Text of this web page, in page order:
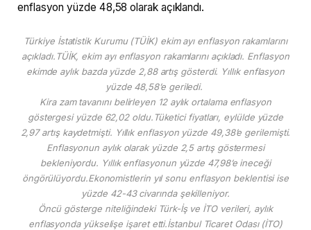
enflasyon yüzde 48,58 olarak açıklandı.
Türkiye İstatistik Kurumu (TÜİK) ekim ayı enflasyon rakamlarını
açıkladı.TÜİK, ekim ayı enflasyon rakamlarını açıkladı. Enflasyon
ekimde aylık bazda yüzde 2,88 artış gösterdi. Yıllık enflasyon
yüzde 48,58’e geriledi.
Kira zam tavanını belirleyen 12 aylık ortalama enflasyon
göstergesi yüzde 62,02 oldu.Tüketici fiyatları, eylülde yüzde
2,97 artış kaydetmişti. Yıllık enflasyon yüzde 49,38’e gerilemişti.
Enflasyonun aylık olarak yüzde 2,5 artış göstermesi
bekleniyordu. Yıllık enflasyonun yüzde 47,98’e ineceği
öngörülüyordu.Ekonomistlerin yıl sonu enflasyon beklentisi ise
yüzde 42-43 civarında şekilleniyor.
Öncü gösterge niteliğindeki Türk-İş ve İTO verileri, aylık
enflasyonda yükselişe işaret etti.İstanbul Ticaret Odası (İTO)